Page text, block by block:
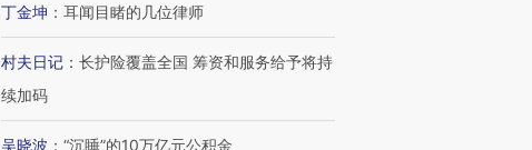
丁金坤 ： 耳闻目睹的几位律师
村夫日记 ： 长护险覆盖全国 筹资和服务给予将持
续加码
吴晓波 ： “沉睡”的10万亿元公积金